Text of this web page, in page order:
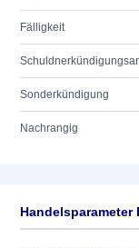
Fälligkeit
Sonderkündigung
Nachrangig
Handelsparameter